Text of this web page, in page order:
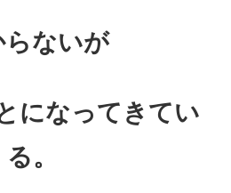
らないが
になってきてい
る。